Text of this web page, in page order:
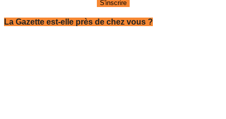
La Gazette est-elle près de chez vous ?